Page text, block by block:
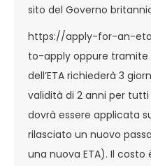
sito del Governo
https://apply-for-an-
to-apply oppure tramite
dell’ETA richiederà 3
validità di 2 anni per tutti
dovrà essere applicata
rilasciato un nuovo
una nuova ETA). Il costo